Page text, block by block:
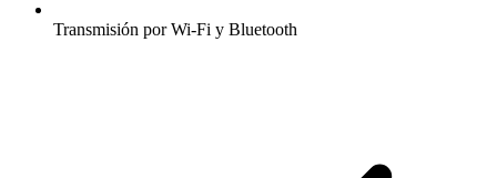
Transmisión por Wi-Fi y Bluetooth